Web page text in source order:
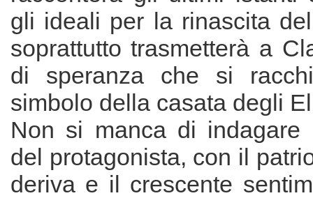
gli ideali per la rinascita
soprattutto trasmetterà a
di speranza che si
simbolo della casata degli
Non si manca di indagare
del protagonista, con il
deriva e il crescente